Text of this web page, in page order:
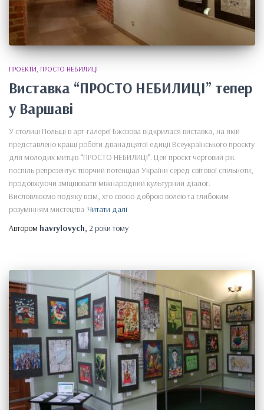
ПРОЕКТИ ПРОСТО НЕБИЛИЦІ
Виставка “ПРОСТО НЕБИЛИЦІ” тепер
у Варшаві
У столиці Польщі в арт-галереї Бжозова відкрилася виставка, на якій
представлено кращі роботи дванадцятої едиції Всеукраїнського проєкту
для молодих митців “ПРОСТО НЕБИЛИЦІ”. Цей проєкт черговий рік
поспіль репрезентує творчий потенціал України серед світової спільноти,
продовжуючи зміцнювати міжнародний культурний діалог.
Висловлюємо подяку всім, хто своєю доброю волею та глибоким
розумінням мистецтва Читати далі
Автором havrylovych, 2 рокитому